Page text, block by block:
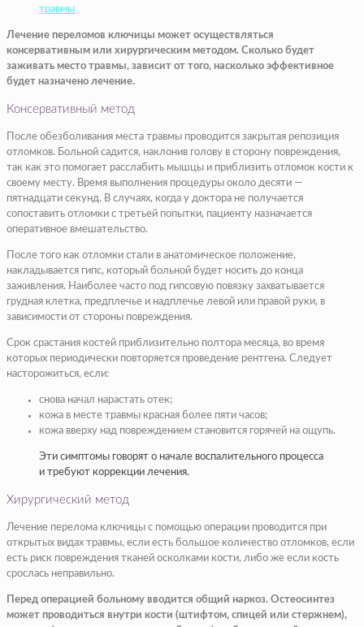
травмы
Лечение переломов ключицы может осуществляться
консервативным или хирургическим методом. Сколько будет
заживать место травмы, зависит от того, насколько эффективное
будет назначено лечение.
Консервативный метод
После обезболивания места травмы проводится закрытая репозиция
отломков. Больной садится, наклонив голову в сторону повреждения,
так как это помогает расслабить мышцы и приблизить отломок кости к
своему месту. Время выполнения процедуры около десяти —
пятнадцати секунд. В случаях, когда у доктора не получается
сопоставить отломки с третьей попытки, пациенту назначается
оперативное вмешательство.
После того как отломки стали в анатомическое положение,
накладывается гипс, который больной будет носить до конца
заживления. Наиболее часто под гипсовую повязку захватывается
грудная клетка, предплечье и надплечье левой или правой руки, в
зависимости от стороны повреждения.
Срок срастания костей приблизительно полтора месяца, во время
которых периодически повторяется проведение рентгена. Следует
насторожиться, если:
снова начал нарастать отек;
кожа в месте травмы красная более пяти часов;
кожа вверху над повреждением становится горячей на ощупь.
Эти симптомы говорят о начале воспалительного процесса
и требуют коррекции лечения.
Хирургический метод
Лечение перелома ключицы с помощью операции проводится при
открытых видах травмы, если есть большое количество отломков, если
есть риск повреждения тканей осколками кости, либо же если кость
срослась неправильно.
Перед операцией больному вводится общий наркоз. Остеосинтез
может проводиться внутри кости (штифтом, спицей или стержнем),